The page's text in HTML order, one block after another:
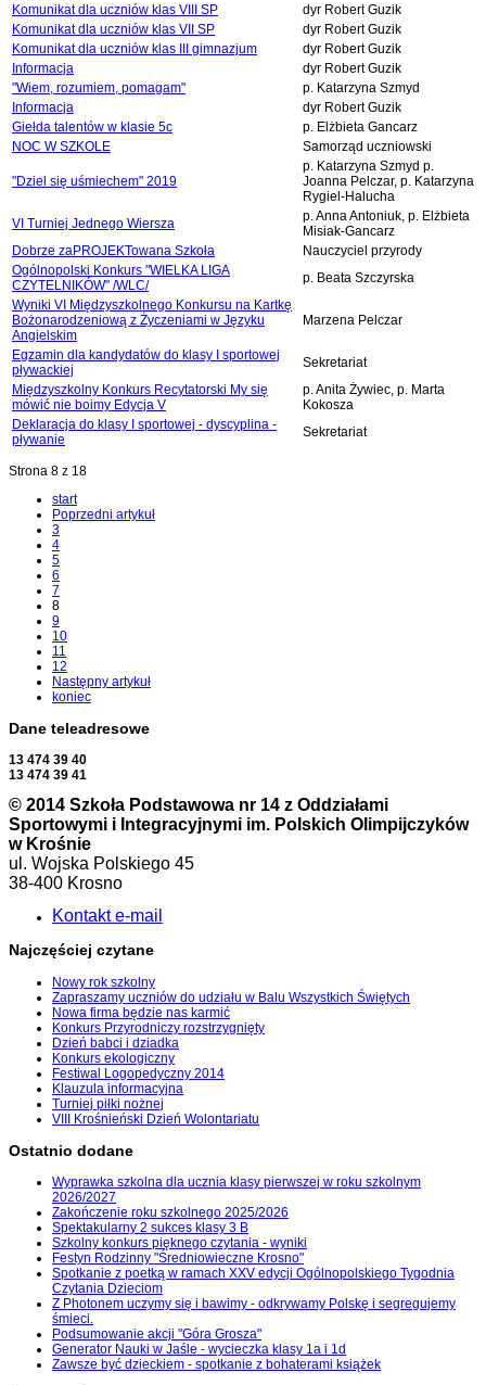
Komunikat dla uczniów klas VIII SP
dyr Robert Guzik
Komunikat dla uczniów klas VII SP
dyr Robert Guzik
Komunikat dla uczniów klas III gimnazjum
dyr Robert Guzik
Informacja
dyr Robert Guzik
"Wiem, rozumiem, pomagam"
p. Katarzyna Szmyd
Informacja
dyr Robert Guzik
Giełda talentów w klasie 5c
p. Elżbieta Gancarz
NOC W SZKOLE
Samorząd uczniowski
"Dziel się uśmiechem" 2019
p. Katarzyna Szmyd p.
Joanna Pelczar, p. Katarzyna
Rygiel-Halucha
VI Turniej Jednego Wiersza
p. Anna Antoniuk, p. Elżbieta
Misiak-Gancarz
Dobrze zaPROJEKTowana Szkoła
Nauczyciel przyrody
Ogólnopolski Konkurs "WIELKA LIGA
CZYTELNIKÓW" /WLC/
p. Beata Szczyrska
Wyniki VI Międzyszkolnego Konkursu na Kartkę
Bożonarodzeniową z Życzeniami w Języku
Angielskim
Marzena Pelczar
Egzamin dla kandydatów do klasy I sportowej
pływackiej
Sekretariat
Międzyszkolny Konkurs Recytatorski My się
mówić nie boimy Edycja V
p. Anita Żywiec, p. Marta
Kokosza
Deklaracja do klasy I sportowej - dyscyplina -
pływanie
Sekretariat
Strona 8 z 18
start
Poprzedni artykuł
3
4
5
6
7
8
9
10
11
12
Następny artykuł
koniec
Dane teleadresowe
13 474 39 40
13 474 39 41
© 2014 Szkoła Podstawowa nr 14 z Oddziałami
Sportowymi i Integracyjnymi im. Polskich Olimpijczyków
w Krośnie
ul. Wojska Polskiego 45
38-400 Krosno
Kontakt e-mail
Najczęściej czytane
Nowy rok szkolny
Zapraszamy uczniów do udziału w Balu Wszystkich Świętych
Nowa firma będzie nas karmić
Konkurs Przyrodniczy rozstrzygnięty
Dzień babci i dziadka
Konkurs ekologiczny
Festiwal Logopedyczny 2014
Klauzula informacyjna
Turniej piłki nożnej
VIII Krośnieński Dzień Wolontariatu
Ostatnio dodane
Wyprawka szkolna dla ucznia klasy pierwszej w roku szkolnym
2026/2027
Zakończenie roku szkolnego 2025/2026
Spektakularny 2 sukces klasy 3 B
Szkolny konkurs pięknego czytania - wyniki
Festyn Rodzinny "Średniowieczne Krosno"
Spotkanie z poetką w ramach XXV edycji Ogólnopolskiego Tygodnia
Czytania Dzieciom
Z Photonem uczymy się i bawimy - odkrywamy Polskę i segregujemy
śmieci.
Podsumowanie akcji "Góra Grosza"
Generator Nauki w Jaśle - wycieczka klasy 1a i 1d
Zawsze być dzieckiem - spotkanie z bohaterami książek